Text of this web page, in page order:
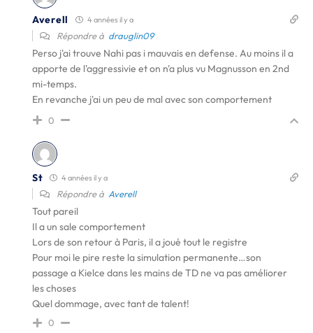
Averell 4 années il y a
Répondre à drauglin09
Perso j'ai trouve Nahi pas i mauvais en defense. Au moins il a
apporte de l'aggressivie et on n'a plus vu Magnusson en 2nd
mi-temps.
En revanche j'ai un peu de mal avec son comportement
0
St 4 années il y a
Répondre à Averell
Tout pareil
Il a un sale comportement
Lors de son retour à Paris, il a joué tout le registre
Pour moi le pire reste la simulation permanente…son
passage a Kielce dans les mains de TD ne va pas améliorer
les choses
Quel dommage, avec tant de talent!
0